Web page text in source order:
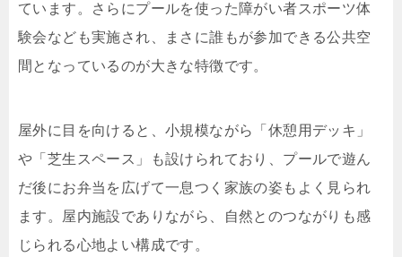
ています。さらにプールを使った障がい者スポーツ体
験会なども実施され、まさに誰もが参加できる公共空
間となっているのが大きな特徴です。
屋外に目を向けると、小規模ながら「休憩用デッキ」
や「芝生スペース」も設けられており、プールで遊ん
だ後にお弁当を広げて一息つく家族の姿もよく見られ
ます。屋内施設でありながら、自然とのつながりも感
じられる心地よい構成です。